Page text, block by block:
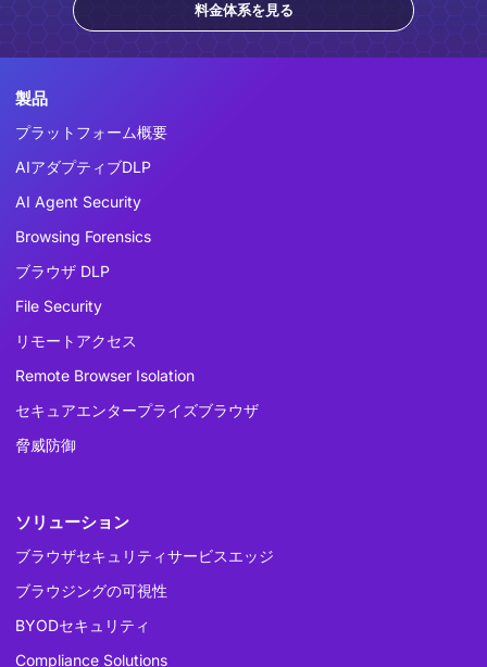
料金体系を見る
製品
プラットフォーム概要
AIアダプティブDLP
AI Agent Security
Browsing Forensics
ブラウザ DLP
File Security
リモートアクセス
Remote Browser Isolation
セキュアエンタープライズブラウザ
脅威防御
ソリューション
ブラウザセキュリティサービスエッジ
ブラウジングの可視性
BYODセキュリティ
Compliance Solutions